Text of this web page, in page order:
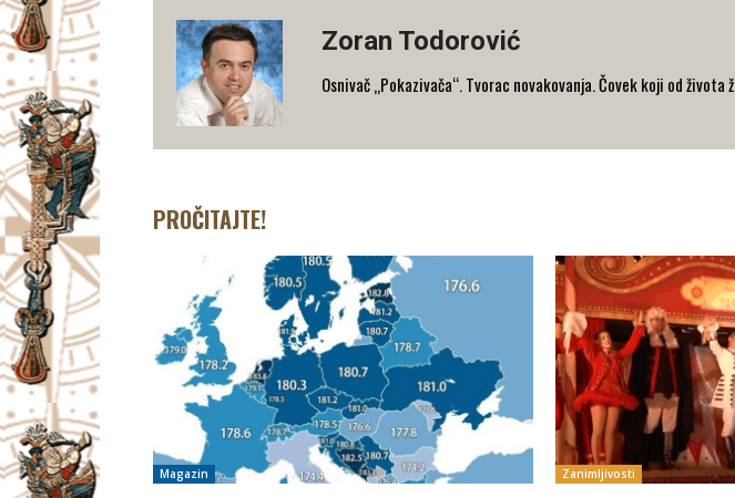
Zoran Todorović
Osnivač „Pokazivača“. Tvorac novakovanja. Čovek koji od
PROČITAJTE!
Magazin Zanimljivosti